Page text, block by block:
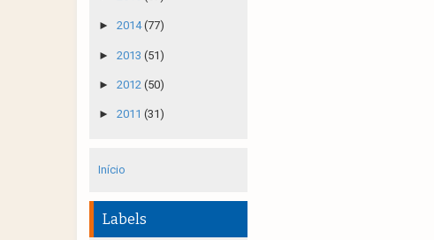
► 2014(77)
► 2013 (51)
► 2012 (50)
► 2011 (31)
Início
Labels